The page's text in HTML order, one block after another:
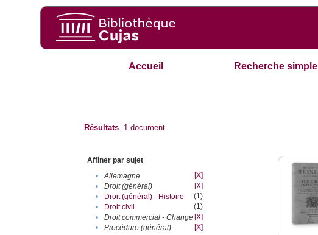
Accueil Recherche simple
Résultats 1 document
Affiner par sujet
•
Allemagne
[X]
•
Droit (général)
[X]
•
Droit (général) - Histoire
(1)
•
Droit civil
(1)
•
Droit commercial - Change [X]
•
Procédure (général)
[X]